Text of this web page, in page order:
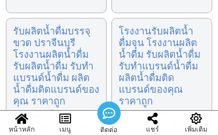
รับผลิตน้ำดื่มบรรจุ
ขวด ปราจีนบุรี
โรงงานผลิตน้ำดื่ม
รับผลิตน้ำดื่ม รับทำ
แบรนด์น้ำดื่ม ผลิต
น้ำดื่มติดแบรนด์ของ
คุณ ราคาถูก
โรงงานผลิตน้ำดื่ม.com
โรงงานรับผลิตน้ำดื่ม รับผลิต
โรงงานรับผลิตน้ำ
ดื่มจุน โรงงานผลิต
น้ำดื่ม รับผลิตน้ำดื่ม
รับทำแบรนด์น้ำดื่ม
ผลิตน้ำดื่มติด
แบรนด์ของคุณ
ราคาถูก
โรงงานผลิตน้ำดื่ม.com
โรงงานรับผลิตน้ำดื่มจุน
หน้าหลัก เมนู ติดต่อ แชร์ เพิ่มเติม